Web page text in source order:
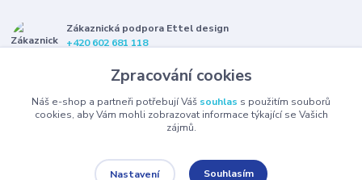
Zákaznická podpora Ettel design
+420 602 681 118
Zpracování cookies
Náš e-shop a partneři potřebují Váš souhlas s použitím souborů
cookies, aby Vám mohli zobrazovat informace týkající se Vašich
zájmů.
Nastavení Souhlasím